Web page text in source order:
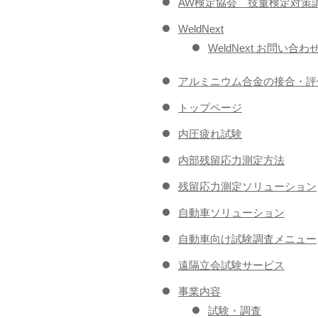
AW検定協会 技量検定対策
WeldNext
WeldNext お問い合わ
アルミニウム合金の接合・評
トップページ
内圧疲れ試験
内部残留応力測定方法
残留応力測定ソリューション
自動車ソリューション
自動車向け試験調査メニュー
遠隔立会試験サービス
事業内容
試験・調査